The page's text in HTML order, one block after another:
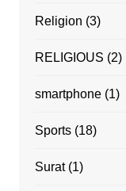
Religion (3)
RELIGIOUS (2)
smartphone(1)
Sports(18)
Surat(1)